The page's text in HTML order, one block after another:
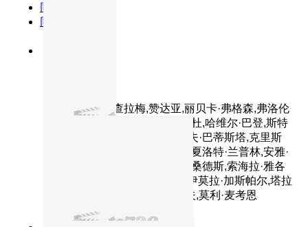
同年份
同TAG
主演：提莫西·查拉梅,赞达亚,丽贝卡·弗格森,弗洛伦
丝·皮尤,奥斯汀·巴特勒,蕾雅·赛杜,哈维尔·巴登,斯特
兰·斯卡斯加德,乔什·布洛林,戴夫·巴蒂斯塔,克里斯
托弗·沃肯,蒂姆·布雷克·尼尔森,夏洛特·兰普林,安雅·
泰勒-乔伊,斯蒂芬·亨德森,安东·桑德斯,索海拉·雅各
布,特雷茜库根,阿伦·梅迪扎德,伊莫拉·加斯帕尔,塔拉
·布雷思纳克,小彼得·斯托亚诺夫,莫利·麦考恩